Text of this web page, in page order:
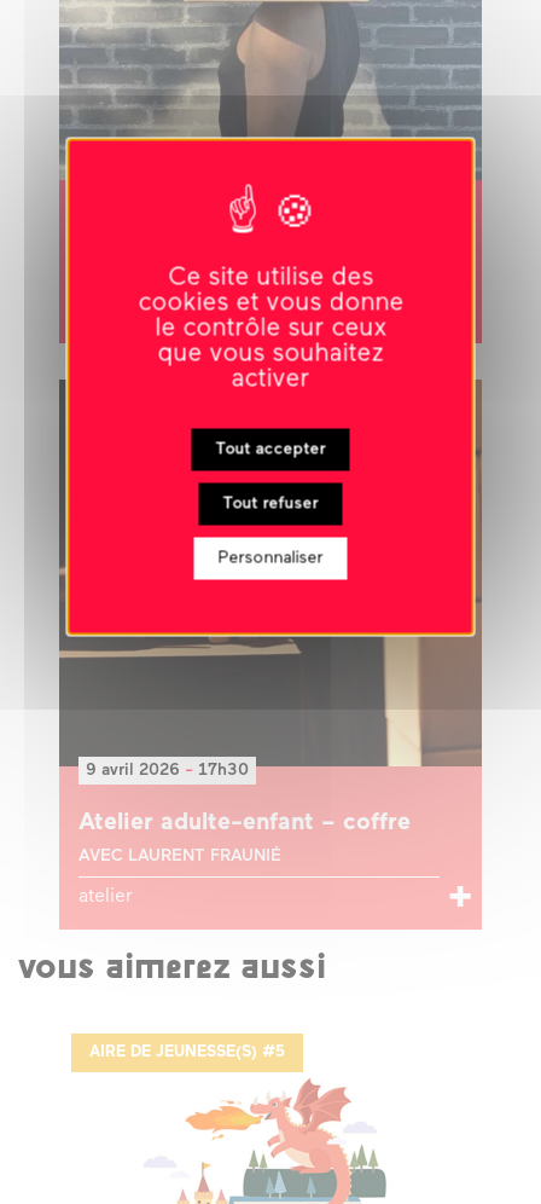
18h30
COLLECTIF LABEL BRUT
marionnettes et objets
9 avril 2026 - 17h30
Atelier adulte-enfant – coffre
AVEC LAURENT FRAUNIÉ
atelier
vous aimerez aussi
AIRE DE JEUNESSE(S) #5
Ce site utilise des
cookies et vous donne
le contrôle sur ceux
que vous souhaitez
activer
Tout accepter
Tout refuser
Personnaliser